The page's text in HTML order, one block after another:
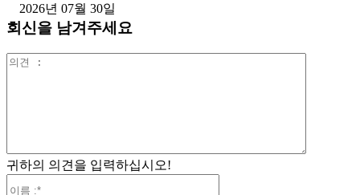
2026년 07월 30일
회신을 남겨주세요
귀하의 의견을 입력하십시오!